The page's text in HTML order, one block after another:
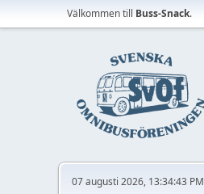
Välkommen till Buss-Snack.
07 augusti 2026, 13:34:43 PM